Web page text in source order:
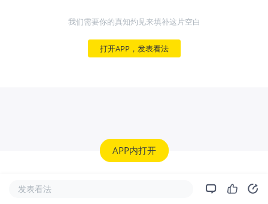
我们需要你的真知灼见来填补这片空白
打开APP，发表看法
APP内打开
发表看法